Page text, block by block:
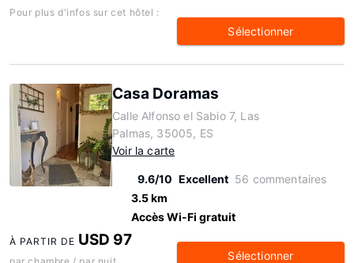
Pour plus d'infos sur cet hôtel :
Sélectionner
Casa Doramas
Calle Alfonso el Sabio 7, Las
Palmas, 35005, ES
Voir la carte
9.6/10 Excellent 56 commentaires
3.5 km
Accès Wi-Fi gratuit
À PARTIR DE USD 97
Sélectionner